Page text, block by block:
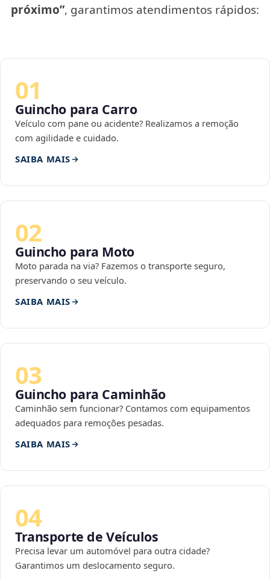
próximo”, garantimos atendimentos rápidos:
01
Guincho para Carro
Veículo com pane ou acidente? Realizamos a remoção
com agilidade e cuidado.
SAIBA MAIS
02
Guincho para Moto
Moto parada na via? Fazemos o transporte seguro,
preservando o seu veículo.
SAIBA MAIS
03
Guincho para Caminhão
Caminhão sem funcionar? Contamos com equipamentos
adequados para remoções pesadas.
SAIBA MAIS
04
Transporte de Veículos
Precisa levar um automóvel para outra cidade?
Garantimos um deslocamento seguro.